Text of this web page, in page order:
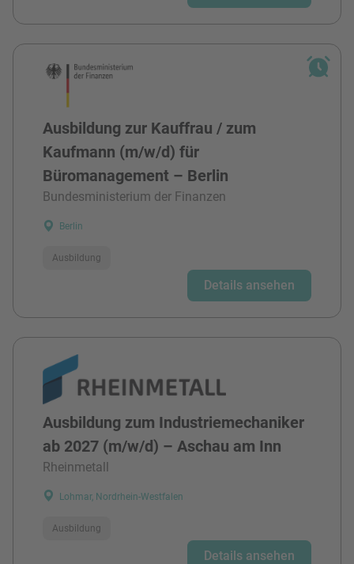
Ausbildung zur Kauffrau / zum
Kaufmann (m/w/d) für
Büromanagement – Berlin
Bundesministerium der Finanzen
Berlin
Ausbildung
Details ansehen
Ausbildung zum Industriemechaniker
ab 2027 (m/w/d) – Aschau am Inn
Rheinmetall
Lohmar, Nordrhein-Westfalen
Ausbildung
Details ansehen